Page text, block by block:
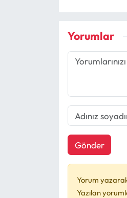
Yorumlar
Gönder
Yorum
Yazılan